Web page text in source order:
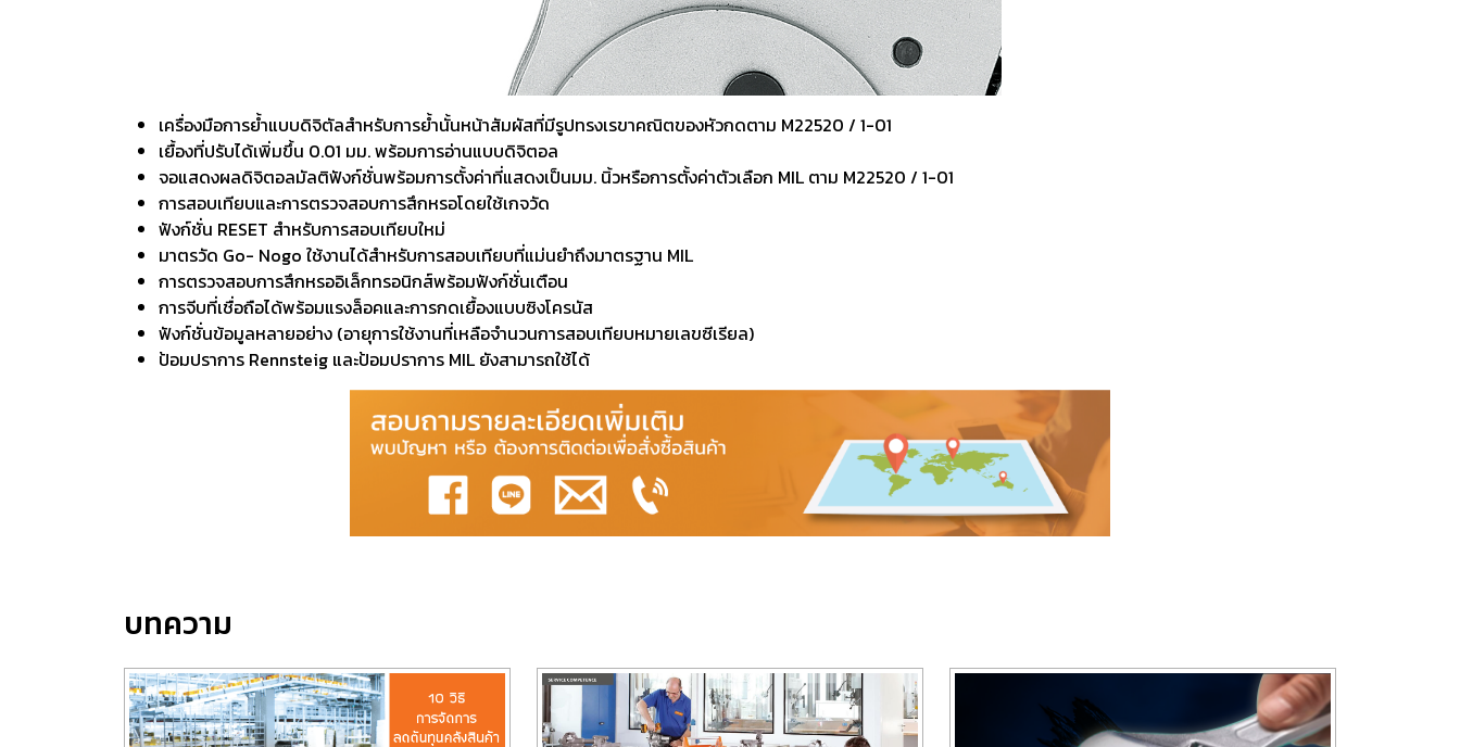
เครื่องมือการย้ำแบบดิจิตัลสำหรับการย้ำนั้นหน้าสัมผัสที่มีรูปทรงเรขาคณิตของหัวกดตาม M22520 / 1-01
เยื้องที่ปรับได้เพิ่มขึ้น 0.01 มม. พร้อมการอ่านแบบดิจิตอล
จอแสดงผลดิจิตอลมัลติฟังก์ชั่นพร้อมการตั้งค่าที่แสดงเป็นมม. นิ้วหรือการตั้งค่าตัวเลือก MIL ตาม M22520 / 1-01
การสอบเทียบและการตรวจสอบการสึกหรอโดยใช้เกจวัด
ฟังก์ชั่น RESET สำหรับการสอบเทียบใหม่
มาตรวัด Go- Nogo ใช้งานได้สำหรับการสอบเทียบที่แม่นยำถึงมาตรฐาน MIL
การตรวจสอบการสึกหรออิเล็กทรอนิกส์พร้อมฟังก์ชั่นเตือน
การจีบที่เชื่อถือได้พร้อมแรงล็อคและการกดเยื้องแบบซิงโครนัส
ฟังก์ชั่นข้อมูลหลายอย่าง (อายุการใช้งานที่เหลือจำนวนการสอบเทียบหมายเลขซีเรียล)
ป้อมปราการ Rennsteig และป้อมปราการ MIL ยังสามารถใช้ได้
บทความ